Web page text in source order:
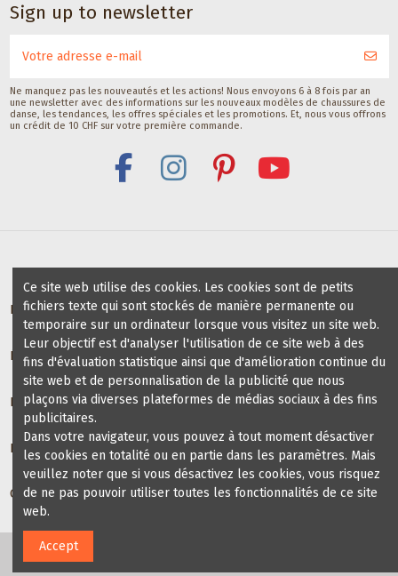
chaussures de
Pedag International
CHF 9,00
Sign up to newsletter
Ne manquez pas les nouveautés et les actions! Nous envoyons 6 à 8 fois par an
une newsletter avec des informations sur les nouveaux modèles de chaussures de
danse, les tendances, les offres spéciales et les promotions. Et, nous vous offrons
un crédit de 10 CHF sur votre première commande.
Bénéfices pour profs / groups de danse
Écoles de danse partenaires
Informations
Blog chaussures de danse
Contact us
2024 Veryfine Schweiz. Tous droits réservés
Ce site web utilise des cookies. Les cookies sont de petits
fichiers texte qui sont stockés de manière permanente ou
temporaire sur un ordinateur lorsque vous visitez un site web.
Leur objectif est d'analyser l'utilisation de ce site web à des
fins d'évaluation statistique ainsi que d'amélioration continue du
site web et de personnalisation de la publicité que nous
plaçons via diverses plateformes de médias sociaux à des fins
publicitaires.
Dans votre navigateur, vous pouvez à tout moment désactiver
les cookies en totalité ou en partie dans les paramètres. Mais
veuillez noter que si vous désactivez les cookies, vous risquez
de ne pas pouvoir utiliser toutes les fonctionnalités de ce site
web.
Accept